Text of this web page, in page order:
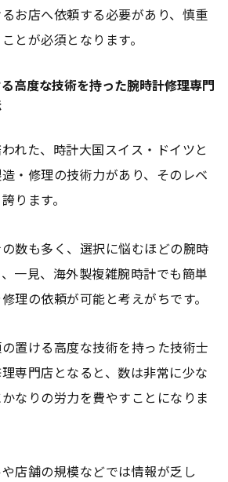
お店へ依頼する必要があり、慎重
とが必須となります。
高度な技術を持った腕時計修理専門
れた、時計大国スイス・ドイツと
・修理の技術力があり、そのレベ
ります。
数も多く、選択に悩むほどの腕時
一見、海外製複雑腕時計でも簡単
理の依頼が可能と考えがちです。
置ける高度な技術を持った技術士
専門店となると、数は非常に少な
なりの労力を費やすことになりま
店舗の規模などでは情報が乏し